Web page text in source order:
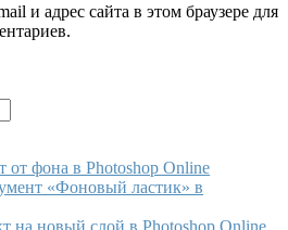
и адрес сайта в этом браузере для
от фона в Photoshop Online
«Фоновый ластик» в
на новый слой в Photoshop Online